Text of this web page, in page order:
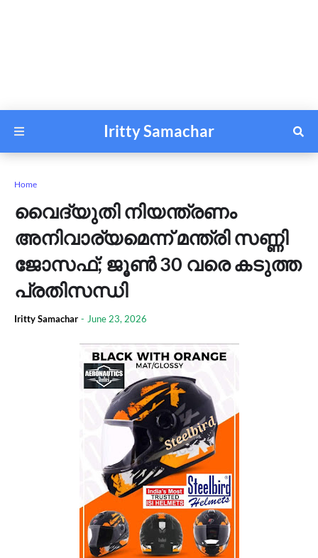
Iritty Samachar
Home
വൈദ്യുതി നിയന്ത്രണം
അനിവാര്യമെന്ന് മന്ത്രി സണ്ണി
ജോസഫ്; ജൂണ്‍ 30 വരെ കടുത്ത
പ്രതിസന്ധി
Iritty Samachar - June 23, 2026